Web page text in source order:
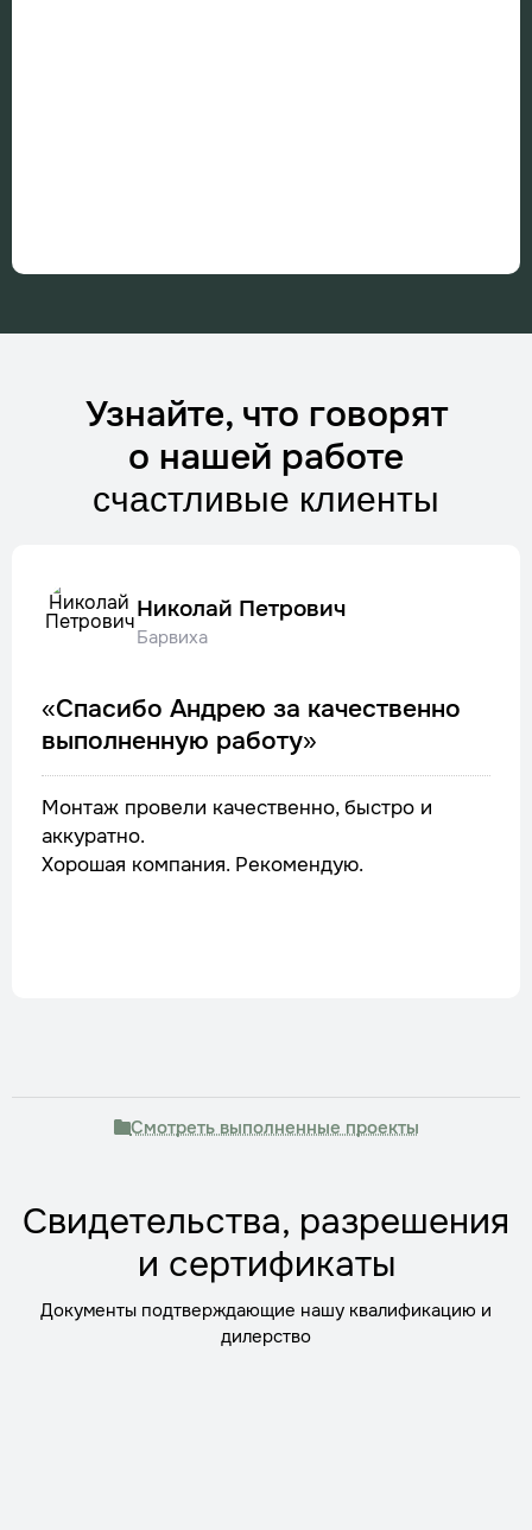
Узнайте, что говорят
о нашей работе
счастливые клиенты
Николай Петрович
Барвиха
«Спасибо Андрею за качественно
выполненную работу»
Монтаж провели качественно, быстро и
аккуратно.
Хорошая компания. Рекомендую.
Смотреть выполненные проекты
Свидетельства, разрешения
и сертификаты
Документы подтверждающие нашу квалификацию и
дилерство